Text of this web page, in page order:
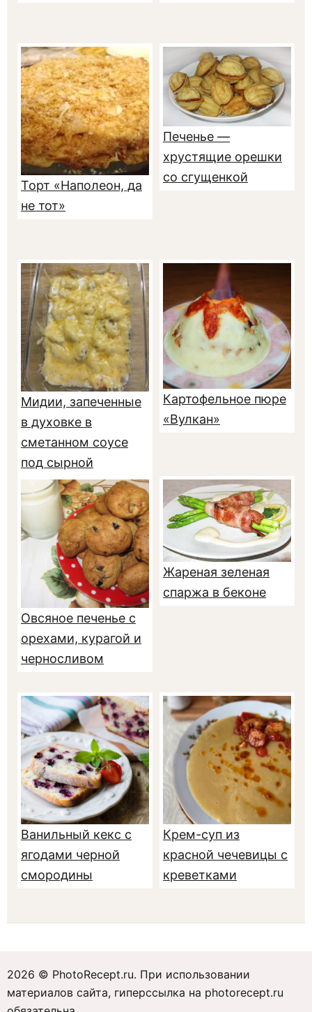
Торт «Наполеон, да
не тот»
Печенье —
хрустящие орешки
со сгущенкой
Мидии, запеченные
в духовке в
сметанном соусе
под сырной
корочкой
Картофельное пюре
«Вулкан»
Овсяное печенье с
орехами, курагой и
черносливом
Жареная зеленая
спаржа в беконе
Ванильный кекс с
ягодами черной
смородины
Крем-суп из
красной чечевицы с
креветками
2026 © PhotoRecept.ru. При использовании
материалов сайта, гиперссылка на photorecept.ru